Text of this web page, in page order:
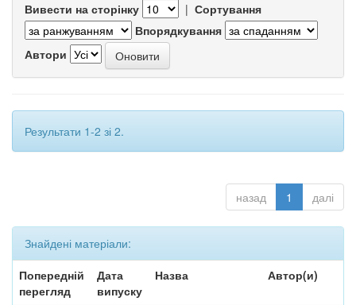
Вивести на сторінку | Сортування
Впорядкування
Автори
Результати 1-2 зі 2.
назад 1 далі
Знайдені матеріали:
Попередній
перегляд
Дата
випуску
Назва Автор(и)